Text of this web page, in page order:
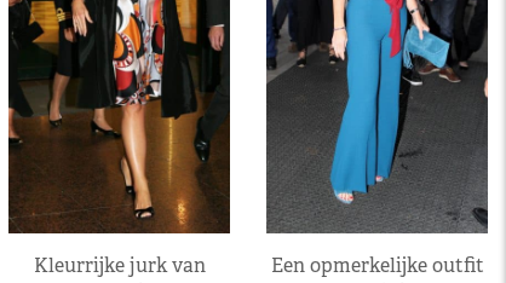
Kleurrijke jurk van
Een opmerkelijke outfit